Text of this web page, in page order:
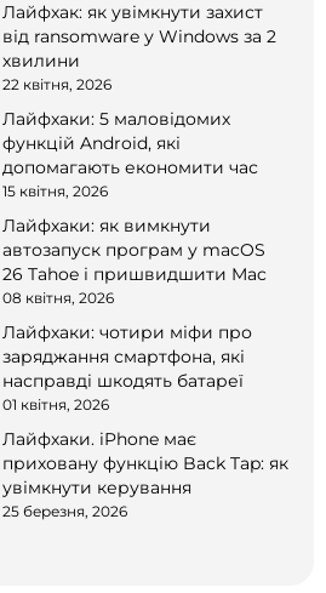
Лайфхак: як увімкнути захист
від ransomware у Windows за 2
хвилини
22 квітня, 2026
Лайфхаки: 5 маловідомих
функцій Android, які
допомагають економити час
15 квітня, 2026
Лайфхаки: як вимкнути
автозапуск програм у macOS
26 Tahoe і пришвидшити Mac
08 квітня, 2026
Лайфхаки: чотири міфи про
заряджання смартфона, які
насправді шкодять батареї
01 квітня, 2026
Лайфхаки. iPhone має
приховану функцію Back Tap: як
увімкнути керування
25 березня, 2026